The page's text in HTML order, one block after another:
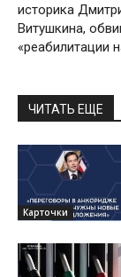
историка
Витушкина,
«реабилитации
ЧИТАТЬ ЕЩЕ
Карточки